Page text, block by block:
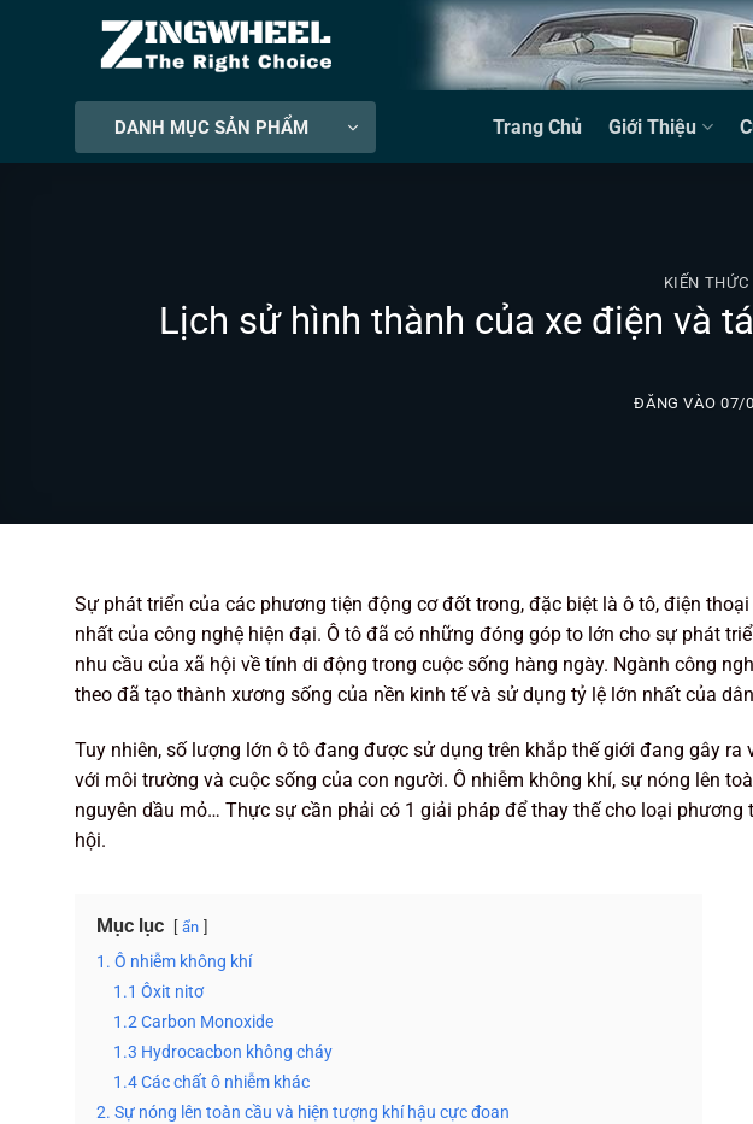
DANH MỤC SẢN PHẨM Trang Chủ Giới Thiệu
KIẾN THỨC
Lịch sử hình thành của xe điện và
ĐĂNG VÀO07/
Sự phát triển của các phương tiện động cơ đốt trong, đặc biệt là ô tô, điện
nhất của công nghệ hiện đại. Ô tô đã có những đóng góp to lớn cho sự phát
nhu cầu của xã hội về tính di động trong cuộc sống hàng ngày. Ngành công
theo đã tạo thành xương sống của nền kinh tế và sử dụng tỷ lệ lớn nhất của
Tuy nhiên, số lượng lớn ô tô đang được sử dụng trên khắp thế giới đang gây
với môi trường và cuộc sống của con người. Ô nhiễm không khí, sự nóng lên
nguyên dầu mỏ… Thực sự cần phải có 1 giải pháp để thay thế cho loại
hội.
Mục lục ẩn
1. Ô nhiễm không khí
1.1 Ôxit nitơ
1.2 Carbon Monoxide
1.3 Hydrocacbon không cháy
1.4 Các chất ô nhiễm khác
2. Sự nóng lên toàn cầu và hiện tượng khí hậu cực đoan